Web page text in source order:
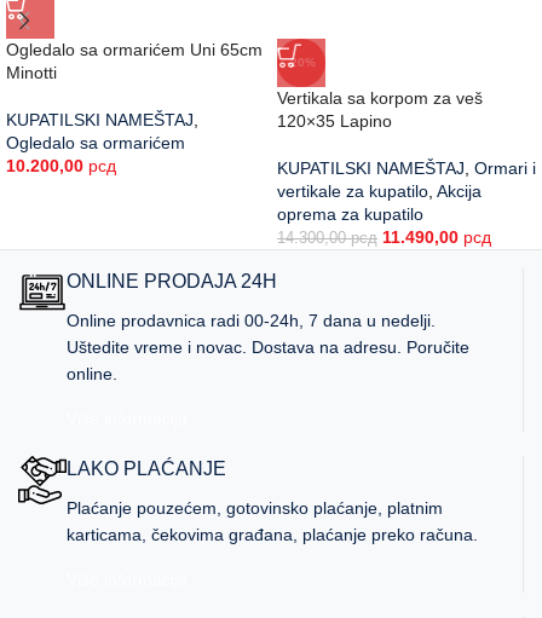
Ogledalo sa ormarićem Uni 65cm
Minotti
KUPATILSKI NAMEŠTAJ
Ogledalo sa ormarićem
10.200,00 рсд
-20%
Vertikala sa korpom za veš
120×35 Lapino
KUPATILSKI NAMEŠTAJ Ormari i
vertikale za kupatilo Akcija
oprema za kupatilo
14.300,00рсд 11.490,00 рсд
ONLINE PRODAJA 24H
Online prodavnica radi 00-24h, 7 dana u nedelji.
Uštedite vreme i novac. Dostava na adresu. Poručite
online.
LAKO PLAĆANJE
Plaćanje pouzećem, gotovinsko plaćanje, platnim
karticama, čekovima građana, plaćanje preko računa.